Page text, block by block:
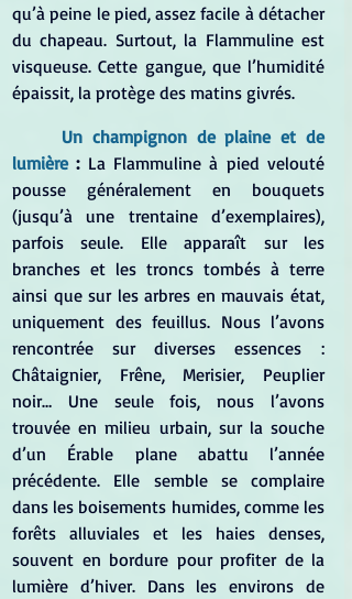
qu’à peine le pied, assez facile à détacher
du chapeau. Surtout, la Flammuline est
visqueuse. Cette gangue, que l’humidité
épaissit, la protège des matins givrés.
Un champignon de plaine et de
lumière : La Flammuline à pied velouté
pousse généralement en bouquets
(jusqu’à une trentaine d’exemplaires),
parfois seule. Elle apparaît sur les
branches et les troncs tombés à terre
ainsi que sur les arbres en mauvais état,
uniquement des feuillus. Nous l’avons
rencontrée sur diverses essences :
Châtaignier, Frêne, Merisier, Peuplier
noir… Une seule fois, nous l’avons
trouvée en milieu urbain, sur la souche
d’un Érable plane abattu l’année
précédente. Elle semble se complaire
dans les boisements humides, comme les
forêts alluviales et les haies denses,
souvent en bordure pour profiter de la
lumière d’hiver. Dans les environs de